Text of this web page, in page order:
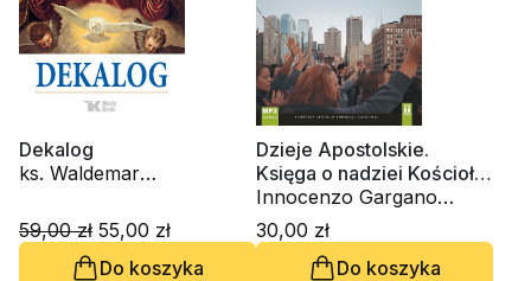
Dekalog
ks. Waldemar
59,00 zł 55,00 zł
Do koszyka
Dzieje Apostolskie.
Księga o nadziei Kościoła
(CD- audiobook)
Innocenzo Gargano
OSBCam., ks. Waldemar
Chrostowski, Danuta
Piekarz
30,00 zł
Do koszyka